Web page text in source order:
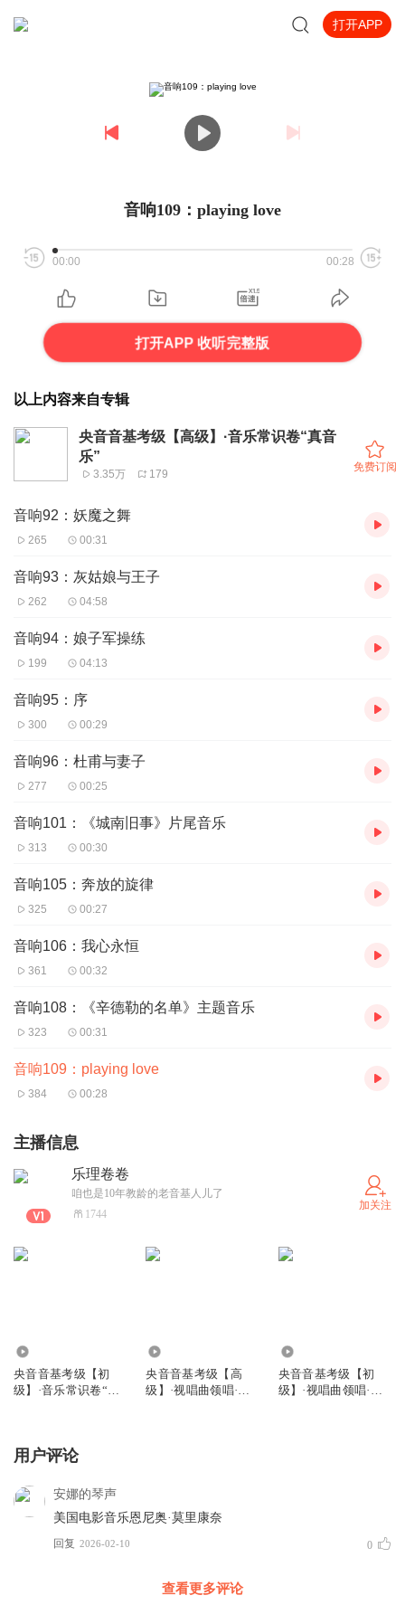
打开APP
音响109：playing love
00:00 00:28
打开APP 收听完整版
以上内容来自专辑
央音音基考级【高级】·音乐常识卷“真音
乐”
3.35万 179
免费订阅
音响92：妖魔之舞
265 00:31
音响93：灰姑娘与王子
262 04:58
音响94：娘子军操练
199 04:13
音响95：序
300 00:29
音响96：杜甫与妻子
277 00:25
音响101：《城南旧事》片尾音乐
313 00:30
音响105：奔放的旋律
325 00:27
音响106：我心永恒
361 00:32
音响108：《辛德勒的名单》主题音乐
323 00:31
音响109：playing love
384 00:28
主播信息
乐理卷卷
咱也是10年教龄的老音基人儿了
1744
加关注
央音音基考级【初
级】·音乐常识卷“真
央音音基考级【高
级】·视唱曲领唱·清
央音音基考级【初
级】·视唱曲领唱·模
用户评论
安娜的琴声
美国电影音乐恩尼奥·莫里康奈
回复 2026-02-10 0
查看更多评论